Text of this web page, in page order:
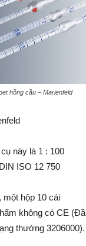
hồng cầu – Marienfeld
này là 1 : 100
ISO 12 750
hộp 10 cái
không có CE
thường